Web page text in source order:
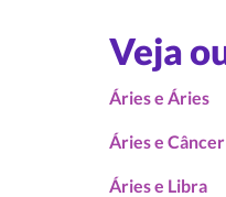
Veja
Áries e Áries
Áries e Câncer
Áries e Libra